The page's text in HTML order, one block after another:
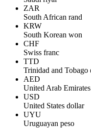
ZAR
South African rand
KRW
South Korean won
CHF
Swiss franc
TTD
Trinidad and Tobago
AED
United Arab Emirates
USD
United States dollar
UYU
Uruguayan peso